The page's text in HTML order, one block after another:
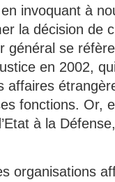
invoquant à
la décision de
général se
en 2002,
affaires
fonctions. Or,
à la
organisations